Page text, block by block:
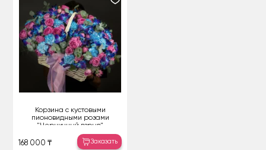
Корзина с кустовыми
пионовидными розами
"Черничный взрыв"
168 000 ₸ Заказать